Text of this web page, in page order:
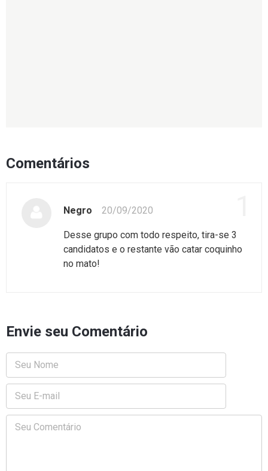
Comentários
Negro 20/09/2020
Desse grupo com todo respeito, tira-se 3
candidatos e o restante vão catar coquinho
no mato!
Envie seu Comentário